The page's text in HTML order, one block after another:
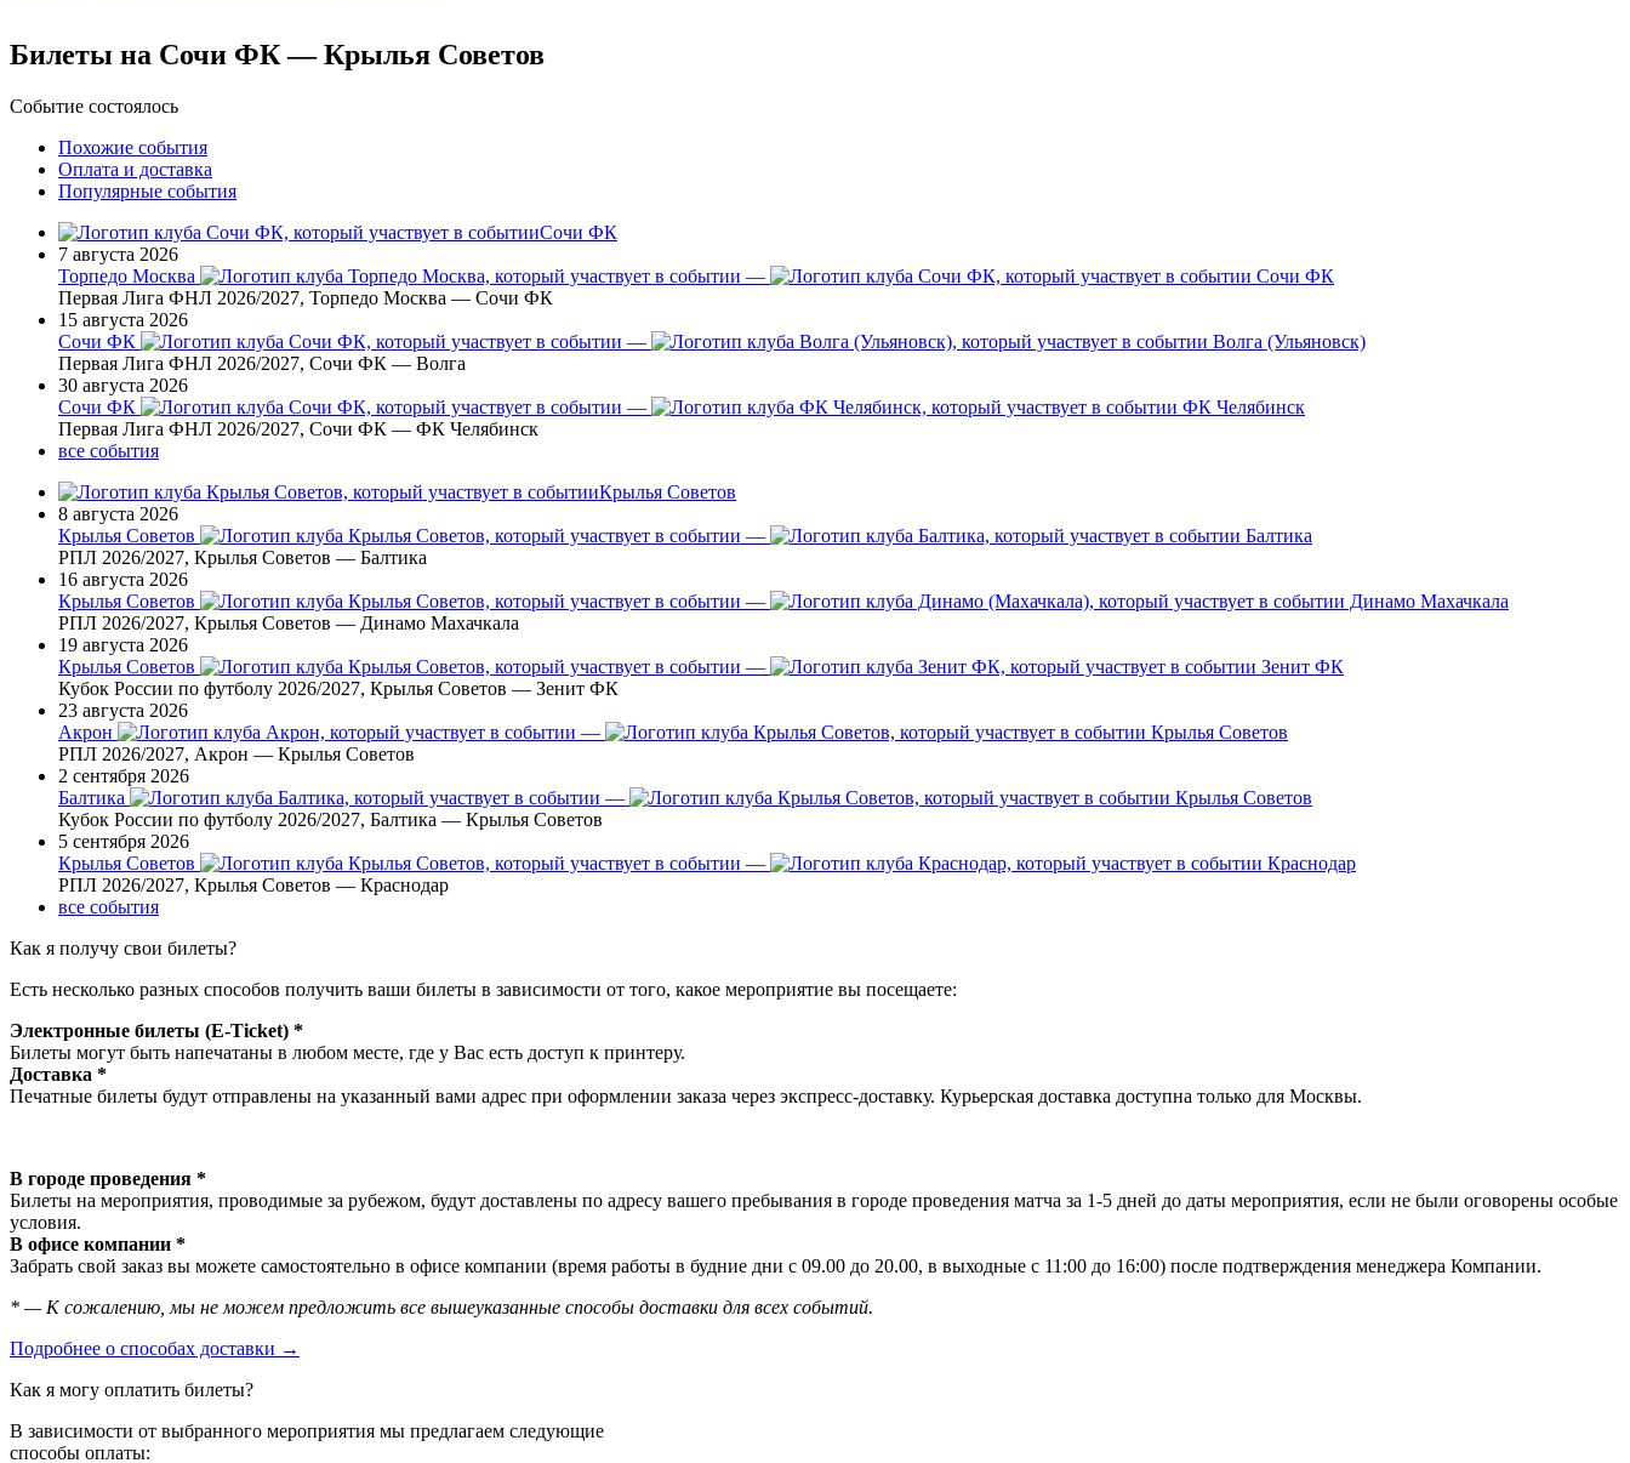
Билеты на Сочи ФК — Крылья Советов
Событие состоялось
Похожие события
Оплата и доставка
Популярные события
Сочи ФК
7 августа 2026
Торпедо Москва
—
Сочи ФК
Первая Лига ФНЛ 2026/2027, Торпедо Москва — Сочи ФК
15 августа 2026
Сочи ФК
—
Волга (Ульяновск)
Первая Лига ФНЛ 2026/2027, Сочи ФК — Волга
30 августа 2026
Сочи ФК
—
ФК Челябинск
Первая Лига ФНЛ 2026/2027, Сочи ФК — ФК Челябинск
все события
Крылья Советов
8 августа 2026
Крылья Советов
—
Балтика
РПЛ 2026/2027, Крылья Советов — Балтика
16 августа 2026
Крылья Советов
—
Динамо Махачкала
РПЛ 2026/2027, Крылья Советов — Динамо Махачкала
19 августа 2026
Крылья Советов
—
Зенит ФК
Кубок России по футболу 2026/2027, Крылья Советов — Зенит ФК
23 августа 2026
Акрон
—
Крылья Советов
РПЛ 2026/2027, Акрон — Крылья Советов
2 сентября 2026
Балтика
—
Крылья Советов
Кубок России по футболу 2026/2027, Балтика — Крылья Советов
5 сентября 2026
Крылья Советов
—
Краснодар
РПЛ 2026/2027, Крылья Советов — Краснодар
все события
Как я получу свои билеты?
Есть несколько разных способов получить ваши билеты в зависимости от того, какое мероприятие вы посещаете:
Электронные билеты (E-Ticket) *
Билеты могут быть напечатаны в любом месте, где у Вас есть доступ к принтеру.
Доставка *
Печатные билеты будут отправлены на указанный вами адрес при оформлении заказа через экспресс-доставку. Курьерская доставка доступна только для Москвы.
В городе проведения *
Билеты на мероприятия, проводимые за рубежом, будут доставлены по адресу вашего пребывания в городе проведения матча за 1-5 дней до даты мероприятия, если не были оговорены особые
условия.
В офисе компании *
Забрать свой заказ вы можете самостоятельно в офисе компании (время работы в будние дни с 09.00 до 20.00, в выходные с 11:00 до 16:00) после подтверждения менеджера Компании.
* — К сожалению, мы не можем предложить все вышеуказанные способы доставки для всех событий.
Подробнее о способах доставки →
Как я могу оплатить билеты?
В зависимости от выбранного мероприятия мы предлагаем следующие
способы оплаты: